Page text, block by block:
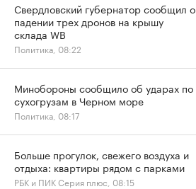
Свердловский губернатор сообщил о
падении трех дронов на крышу
склада WB
Политика, 08:22
Минобороны сообщило об ударах по
сухогрузам в Черном море
Политика, 08:17
Больше прогулок, свежего воздуха и
отдыха: квартиры рядом с парками
РБК и ПИК Серия плюс, 08:15